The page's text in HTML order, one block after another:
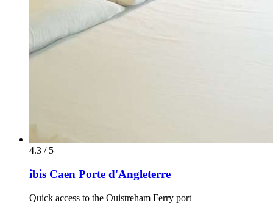
4.3 / 5
ibis Caen Porte d'Angleterre
Quick access to the Ouistreham Ferry port